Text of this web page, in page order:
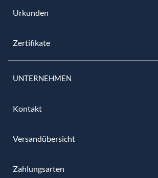
Urkunden
Zertifikate
UNTERNEHMEN
Kontakt
Versandübersicht
Zahlungsarten